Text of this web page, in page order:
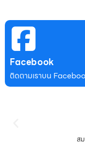
Facebook
ติดตามเราบน
ส